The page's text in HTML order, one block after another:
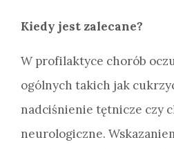
Kiedy jest zalecane?
W profilaktyce chorób
ogólnych takich jak
nadciśnienie tętnicze czy
neurologiczne.